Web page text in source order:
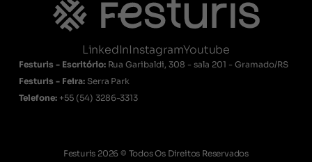
LinkedInInstagramYoutube
Festuris - Escritório: Rua Garibaldi, 308 - sala 201 - Gramado/RS
Festuris - Feira: Serra Park
Telefone: +55 (54) 3286-3313
Festuris 2026 © Todos Os Direitos Reservados